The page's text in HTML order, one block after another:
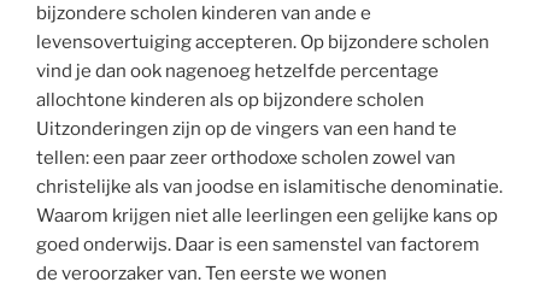
bijzondere scholen kinderen van ande e
levensovertuiging accepteren. Op bijzondere scholen
vind je dan ook nagenoeg hetzelfde percentage
allochtone kinderen als op bijzondere scholen
Uitzonderingen zijn op de vingers van een hand te
tellen: een paar zeer orthodoxe scholen zowel van
christelijke als van joodse en islamitische denominatie.
Waarom krijgen niet alle leerlingen een gelijke kans op
goed onderwijs. Daar is een samenstel van factorem
de veroorzaker van. Ten eerste we wonen